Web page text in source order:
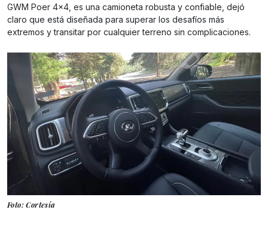
GWM Poer 4×4, es una camioneta robusta y confiable, dejó
claro que está diseñada para superar los desafíos más
extremos y transitar por cualquier terreno sin complicaciones.
Foto: Cortesía